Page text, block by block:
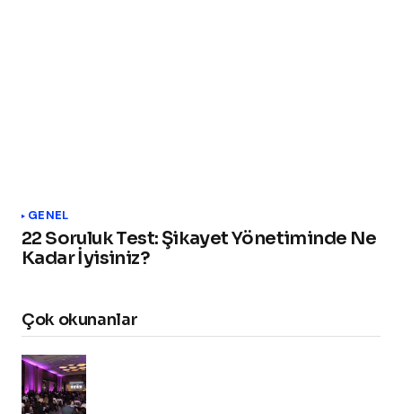
GENEL
22 Soruluk Test: Şikayet Yönetiminde Ne
Kadar İyisiniz?
Çok okunanlar